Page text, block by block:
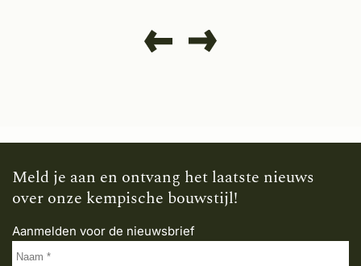
Meld je aan en ontvang het laatste nieuws
over onze kempische bouwstijl!
Aanmelden voor de nieuwsbrief